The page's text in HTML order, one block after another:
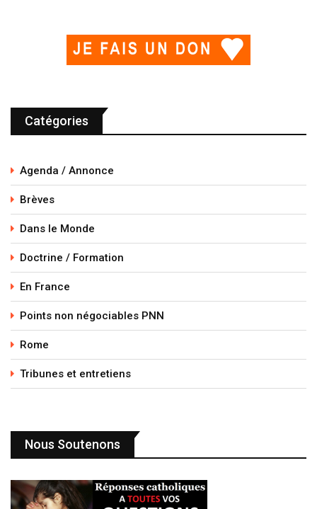
Catégories
Agenda / Annonce
Brèves
Dans le Monde
Doctrine / Formation
En France
Points non négociables PNN
Rome
Tribunes et entretiens
Nous Soutenons